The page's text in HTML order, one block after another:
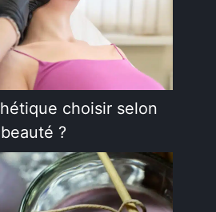
choisir selon
?